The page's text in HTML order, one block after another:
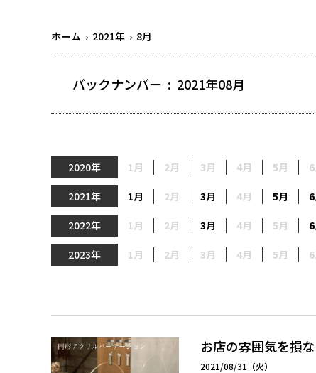
ホーム 2021年 8月
バックナンバー : 2021年08月
2020年 1月 2月 3月 4月 5月
2021年 1月 2月 3月 4月 5月
2022年 1月 2月 3月 4月 5月
2023年 1月 2月 3月 4月 5月
お店の雰囲気を損
2021/08/31（火）